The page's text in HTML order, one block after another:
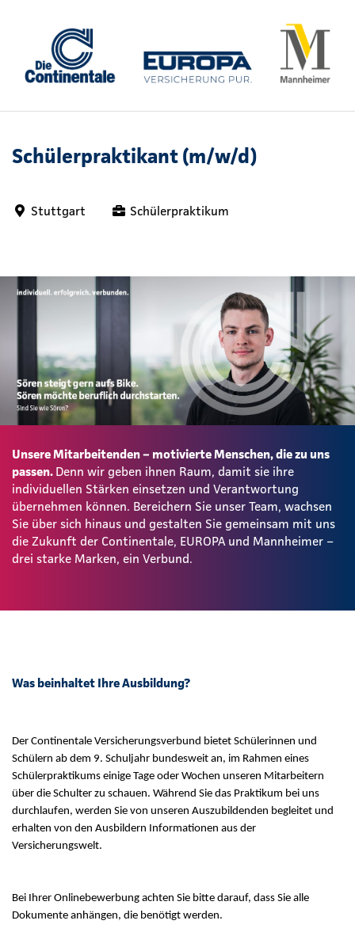
Schülerpraktikant (m/w/d)
Stuttgart Schülerpraktikum
Unsere Mitarbeitenden – motivierte Menschen, die zu uns
passen. Denn wir geben ihnen Raum, damit sie ihre
individuellen Stärken einsetzen und Verantwortung
übernehmen können. Bereichern Sie unser Team, wachsen
Sie über sich hinaus und gestalten Sie gemeinsam mit uns
die Zukunft der Continentale, EUROPA und Mannheimer –
drei starke Marken, ein Verbund.
Was beinhaltet Ihre Ausbildung?
Der Continentale Versicherungsverbund bietet Schülerinnen und
Schülern ab dem 9. Schuljahr bundesweit an, im Rahmen eines
Schülerpraktikums einige Tage oder Wochen unseren Mitarbeitern
über die Schulter zu schauen. Während Sie das Praktikum bei uns
durchlaufen, werden Sie von unseren Auszubildenden begleitet und
erhalten von den Ausbildern Informationen aus der
Versicherungswelt.
Bei Ihrer Onlinebewerbung achten Sie bitte darauf, dass Sie alle
Dokumente anhängen, die benötigt werden.